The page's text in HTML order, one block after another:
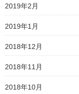
2019年2月
2019年1月
2018年12月
2018年11月
2018年10月